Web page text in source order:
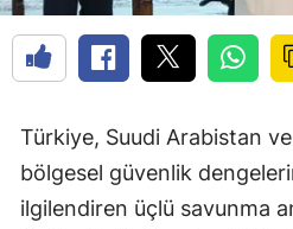
Türkiye, Suudi Arabistan
bölgesel güvenlik
ilgilendiren üçlü savunma